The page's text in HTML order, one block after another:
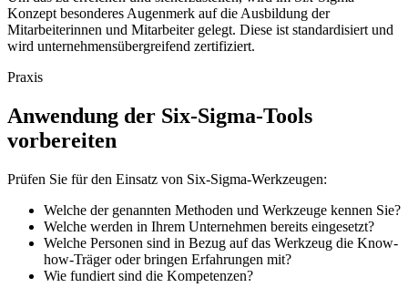
Konzept besonderes Augenmerk auf die Ausbildung der
Mitarbeiterinnen und Mitarbeiter gelegt. Diese ist standardisiert und
wird unternehmensübergreifend zertifiziert.
Praxis
Anwendung der Six-Sigma-Tools
vorbereiten
Prüfen Sie für den Einsatz von Six-Sigma-Werkzeugen:
Welche der genannten Methoden und Werkzeuge kennen Sie?
Welche werden in Ihrem Unternehmen bereits eingesetzt?
Welche Personen sind in Bezug auf das Werkzeug die Know-
how-Träger oder bringen Erfahrungen mit?
Wie fundiert sind die Kompetenzen?